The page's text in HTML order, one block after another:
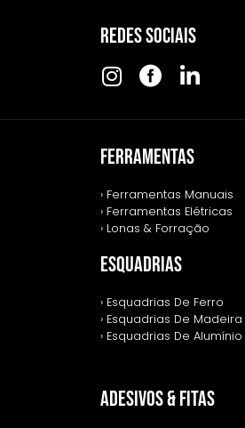
REDES SOCIAIS
FERRAMENTAS
› Ferramentas Manuais
› Ferramentas Elétricas
› Lonas & Forração
ESQUADRIAS
› Esquadrias De Ferro
› Esquadrias De Madeira
› Esquadrias De Alumínio
ADESIVOS & FITAS